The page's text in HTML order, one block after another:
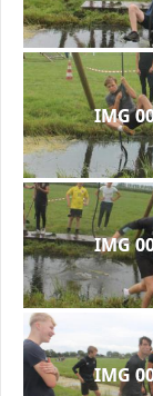
IMG
IMG
IMG